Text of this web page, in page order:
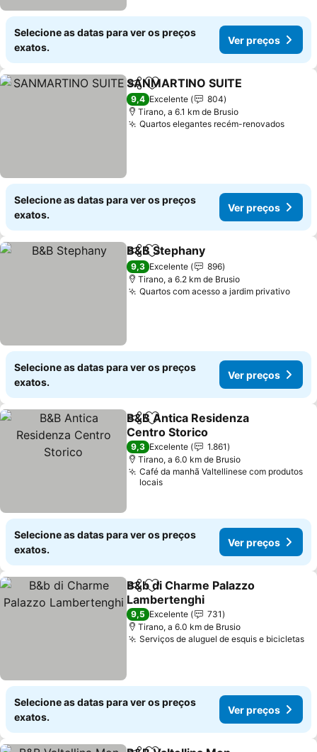
Selecione as datas para ver os preços
exatos.
Ver preços
PartilharAdicionar aos favoritos
SANMARTINO SUITE
9,4 Excelente
804
Tirano, a 6.1 km de Brusio
Quartos elegantes recém-renovadosVer
Selecione as datas para ver os preços
exatos.
Ver preços
PartilharAdicionar aos favoritos
B&B Stephany
9,3 Excelente
896
Tirano, a 6.2 km de Brusio
Quartos com acesso a jardim privativoVer
Selecione as datas para ver os preços
exatos.
Ver preços
PartilharAdicionar aos favoritos
B&B Antica Residenza
Centro Storico
Ver preços
9,3 Excelente
1.861
Tirano, a 6.0 km de Brusio
Café da manhã Valtellinese com produtos
locais
Selecione as datas para ver os preços
exatos.
Ver preços
PartilharAdicionar aos favoritos
B&b di Charme Palazzo
Lambertenghi
Ver preços
9,5 Excelente
731
Tirano, a 6.0 km de Brusio
Serviços de aluguel de esquis e bicicletas
Selecione as datas para ver os preços
exatos.
Ver preços